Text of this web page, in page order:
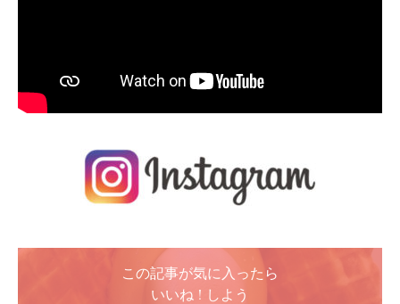
この記事が気に入ったら
いいね ! しよう